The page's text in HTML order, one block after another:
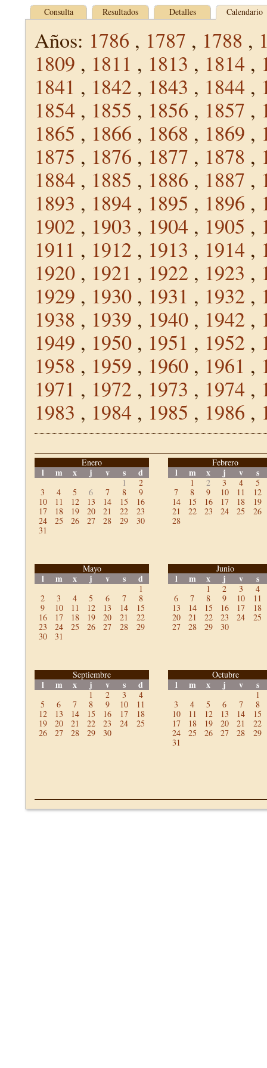
Consulta Resultados Detalles Calendario
Años: 1786 , 1787 , 1788 ,
1809 , 1811 , 1813 , 1814 ,
1841 , 1842 , 1843 , 1844 ,
1854 , 1855 , 1856 , 1857 ,
1865 , 1866 , 1868 , 1869 ,
1875 , 1876 , 1877 , 1878 ,
1884 , 1885 , 1886 , 1887 ,
1893 , 1894 , 1895 , 1896 ,
1902 , 1903 , 1904 , 1905 ,
1911 , 1912 , 1913 , 1914 ,
1920 , 1921 , 1922 , 1923 ,
1929 , 1930 , 1931 , 1932 ,
1938 , 1939 , 1940 , 1942 ,
1949 , 1950 , 1951 , 1952 ,
1958 , 1959 , 1960 , 1961 ,
1971 , 1972 , 1973 , 1974 ,
1983 , 1984 , 1985 , 1986 ,
Enero
l m x j v s d
1
2
3
4 5 6 7 8
9
10
11 12 13 14 15
16
17
18 19 20 21 22
23
24
25 26 27 28 29
30
31
Febrero
l m x j v s
1 2 3 4
5
7
8 9 10 11
12
14
15 16 17 18
19
21
22 23 24 25
26
28
Mayo
l m x j v s d
1
2
3 4 5 6 7
8
9
10 11 12 13 14
15
16
17 18 19 20 21
22
23
24 25 26 27 28
29
30
31
Junio
l m x j v s
1 2 3
4
6
7 8 9 10
11
13
14 15 16 17
18
20
21 22 23 24
25
27
28 29 30
Septiembre
l m x j v s d
1 2 3
4
5
6 7 8 9 10
11
12
13 14 15 16 17
18
19
20 21 22 23 24
25
26
27 28 29 30
Octubre
l m x j v s
1
3
4 5 6 7
8
10
11 12 13 14
15
17
18 19 20 21
22
24
25 26 27 28
29
31